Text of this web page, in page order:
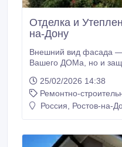
Отделка и
на-Дону
Внешний вид фасада —
Вашего ДОМа, но и защита внутренних конструкций
перепада температур, размножения
микроорганизмов. Современные технологии
отделки фасадов
внутренних помещений, эффективно
25/02/2026 14:38
Ремонтно-
Россия, Ростов-на-